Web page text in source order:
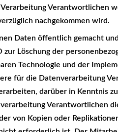
Verantwortlichen
nachgekommen wird.
Daten öffentlich gemacht
zur Löschung der
Technologie und der
für die Datenverarbeitung
darüber in Kenntnis
Verantwortlichen
von Kopien oder